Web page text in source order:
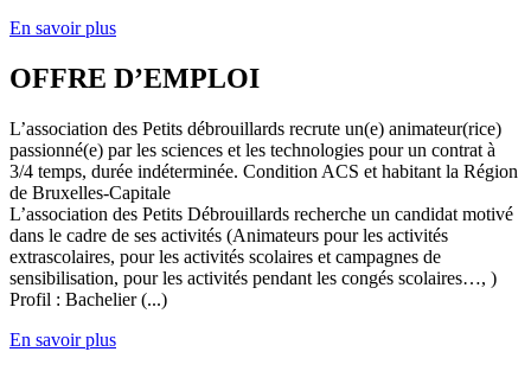
En savoir plus
OFFRE D’EMPLOI
L’association des Petits débrouillards recrute un(e) animateur(rice)
passionné(e) par les sciences et les technologies pour un contrat à
3/4 temps, durée indéterminée. Condition ACS et habitant la Région
de Bruxelles-Capitale
L’association des Petits Débrouillards recherche un candidat motivé
dans le cadre de ses activités (Animateurs pour les activités
extrascolaires, pour les activités scolaires et campagnes de
sensibilisation, pour les activités pendant les congés scolaires…, )
Profil : Bachelier (...)
En savoir plus